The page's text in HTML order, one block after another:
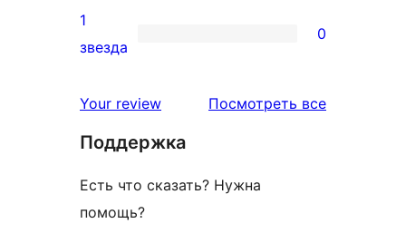
отзыв
2-
звездный
0
звездный
1
звезда
0
Your review Посмотреть всеотзывы
Поддержка
Есть что сказать? Нужна
помощь?